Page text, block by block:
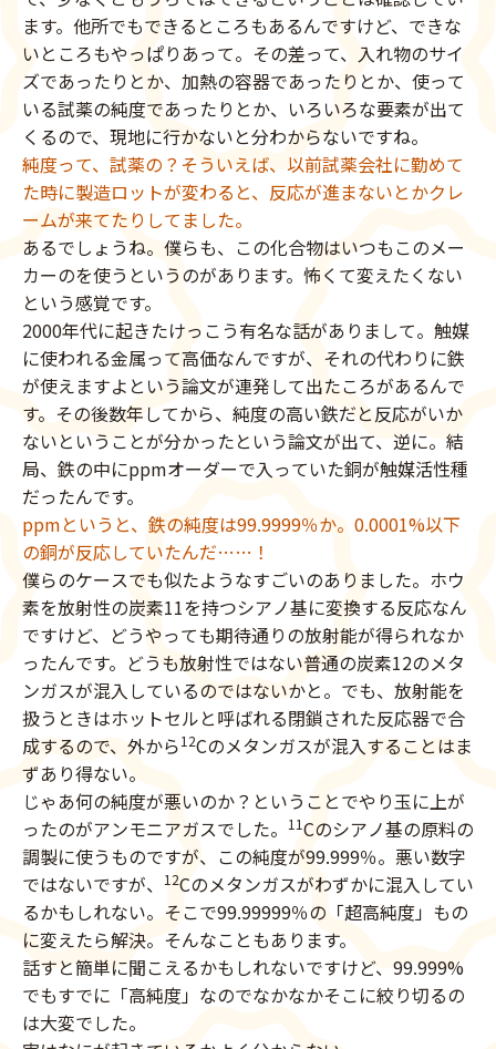
ます。他所でもできるところもあるんですけど、できな
いところもやっぱりあって。その差って、入れ物のサイ
ズであったりとか、加熱の容器であったりとか、使って
いる試薬の純度であったりとか、いろいろな要素が出て
くるので、現地に行かないと分わからないですね。
純度って、試薬の？そういえば、以前試薬会社に勤めて
た時に製造ロットが変わると、反応が進まないとかクレ
ームが来てたりしてました。
あるでしょうね。僕らも、この化合物はいつもこのメー
カーのを使うというのがあります。怖くて変えたくない
という感覚です。
2000年代に起きたけっこう有名な話がありまして。触媒
に使われる金属って高価なんですが、それの代わりに鉄
が使えますよという論文が連発して出たころがあるんで
す。その後数年してから、純度の高い鉄だと反応がいか
ないということが分かったという論文が出て、逆に。結
局、鉄の中にppmオーダーで入っていた銅が触媒活性種
だったんです。
ppmというと、鉄の純度は99.9999％か。0.0001%以下
の銅が反応していたんだ……！
僕らのケースでも似たようなすごいのありました。ホウ
素を放射性の炭素11を持つシアノ基に変換する反応なん
ですけど、どうやっても期待通りの放射能が得られなか
ったんです。どうも放射性ではない普通の炭素12のメタ
ンガスが混入しているのではないかと。でも、放射能を
扱うときはホットセルと呼ばれる閉鎖された反応器で合
成するので、外から12Cのメタンガスが混入することはま
ずあり得ない。
じゃあ何の純度が悪いのか？ということでやり玉に上が
ったのがアンモニアガスでした。
11Cのシアノ基の原料の
調製に使うものですが、この純度が99.999％。悪い数字
ではないですが、
12Cのメタンガスがわずかに混入してい
るかもしれない。そこで99.99999％の「超高純度」もの
に変えたら解決。そんなこともあります。
話すと簡単に聞こえるかもしれないですけど、99.999%
でもすでに「高純度」なのでなかなかそこに絞り切るの
は大変でした。